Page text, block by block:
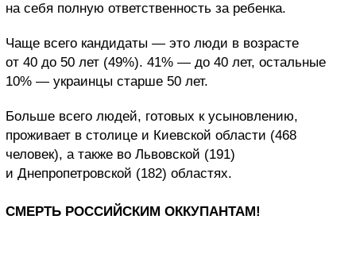
на себя полную ответственность за ребенка.
Чаще всего кандидаты — это люди в возрасте
от 40 до 50 лет (49%). 41% — до 40 лет, остальные
10% — украинцы старше 50 лет.
Больше всего людей, готовых к усыновлению,
проживает в столице и Киевской области (468
человек), а также во Львовской (191)
и Днепропетровской (182) областях.
СМЕРТЬ РОССИЙСКИМ ОККУПАНТАМ!